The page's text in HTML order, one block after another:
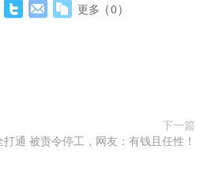
更多 (0)
下一篇
通 被责令停工，网友：有钱且任性！